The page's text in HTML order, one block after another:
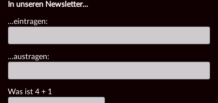
In unseren Newsletter...
...eintragen:
...austragen:
Was ist 4 + 1